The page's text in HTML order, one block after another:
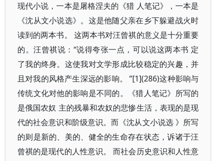
现代小说，一本是屠格涅夫的《猎 人笔记》，一本是
《沈从文小说选》。这是他随父亲在乡下躲避战火时
读到的两本书。 这两本书对汪曾祺的意义是十分重要
的。汪曾祺说：“说得夸张一点，可以说这两本书 定
了我的终身。这使我对文学形成比较稳定的兴趣，并
且对我的风格产生深远的影响。 ”[1](286)这种影响与
传统文化对他的影响是不同的。《猎人笔记》所写的
是俄国农奴 主的残暴和农奴的悲惨生活，表现的是现
代的社会意识和阶级意识。而《沈从文小说选 》所写
的则是新的、美的、健全的生命存在状态，诉诸于汪
曾祺的是现代的人性意识。 而社会历史意识和人性意